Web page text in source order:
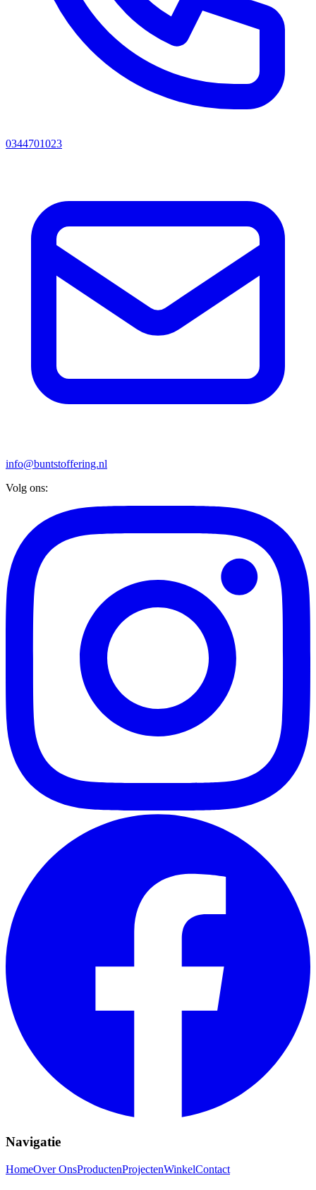
0344701023
info@buntstoffering.nl
Volg ons:
Navigatie
HomeOver OnsProductenProjectenWinkelContact